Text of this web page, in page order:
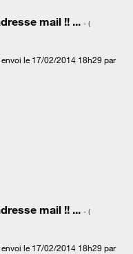
mail !! ... - (
le ‎17/02/2014 18h29par
mail !! ... - (
le ‎17/02/2014 18h29par